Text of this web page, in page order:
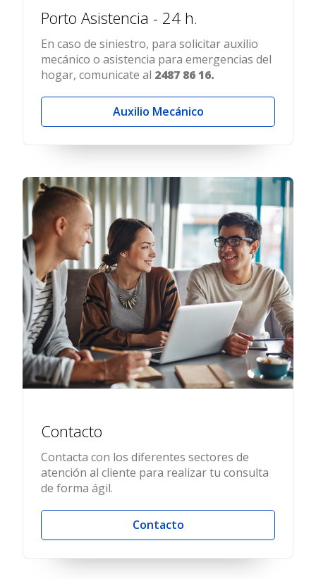
Porto Asistencia - 24 h.
En caso de siniestro, para solicitar auxilio
mecánico o asistencia para emergencias del
hogar, comunicate al 2487 86 16.
Auxilio Mecánico
Contacto
Contacta con los diferentes sectores de
atención al cliente para realizar tu consulta
de forma ágil.
Contacto